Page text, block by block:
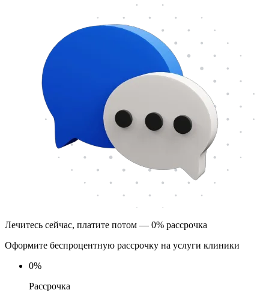
Лечитесь сейчас, платите потом — 0% рассрочка
Оформите беспроцентную рассрочку на услуги клиники
0%
Рассрочка